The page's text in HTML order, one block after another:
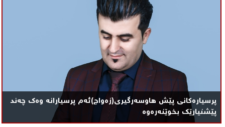
پرسیارەکانی پێش هاوسەرگیری(زەواج)ئەم پرسیارانە وەک چەند
پێشنیارێک بخوێنەرەوە